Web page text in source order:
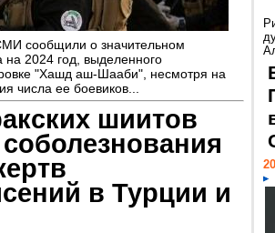
сообщили о значительном
2024 год, выделенного
"Хашд аш-Шааби", несмотря на
числа ее боевиков...
шиитов
в Турции и